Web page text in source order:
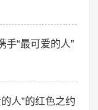
手“最可爱的人”
人”的红色之约